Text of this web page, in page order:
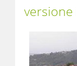
versione